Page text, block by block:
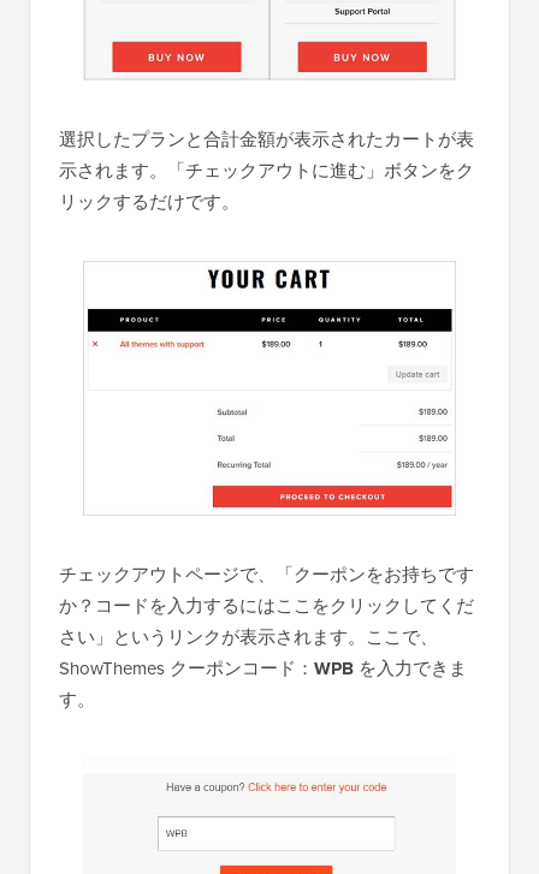
選択したプランと合計金額が表示されたカートが表
示されます。「チェックアウトに進む」ボタンをク
リックするだけです。
チェックアウトページで、「クーポンをお持ちです
か？コードを入力するにはここをクリックしてくだ
さい」というリンクが表示されます。ここで、
ShowThemes クーポンコード： WPB を入力できま
す。